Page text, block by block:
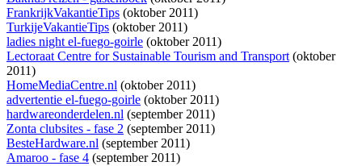
FrankrijkVakantieTips (oktober 2011)
TurkijeVakantieTips (oktober 2011)
ladies night el-fuego-goirle (oktober 2011)
Lectoraat Centre for Sustainable Tourism and Transport(oktober
2011)
HomeMediaCentre.nl (oktober 2011)
advertentie el-fuego-goirle (oktober 2011)
hardwareonderdelen.nl (september 2011)
Zonta clubsites - fase 2 (september 2011)
BesteHardware.nl (september 2011)
Amaroo - fase 4 (september 2011)